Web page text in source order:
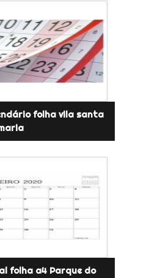
folha vila santa
folha a4 Parque do